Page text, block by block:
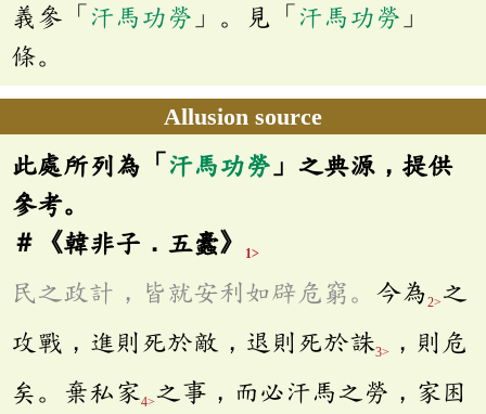
義參「 汗馬功勞 」。見「 汗馬功勞 」
條。
Allusion source
此處所列為「 汗馬功勞 」之典源，提供
參考。
＃《韓非子．五蠹》
1>
民之政計，皆就安利如辟危窮。 今為2> 之
攻戰，進則死於敵，退則死於誅3>
，則危
矣。棄私家4> 之事，而必汗馬之勞，家困